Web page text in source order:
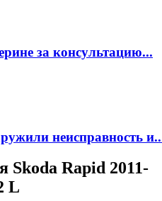
за консультацию...
неисправность
Rapid 2011-
L